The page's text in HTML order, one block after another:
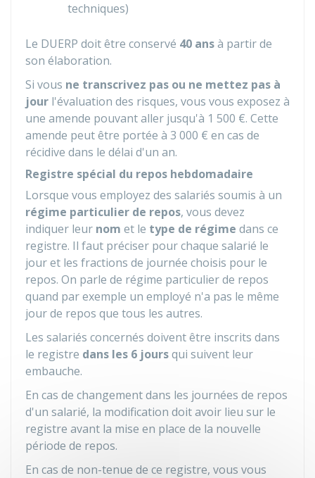
techniques)
Le DUERP doit être conservé 40 ansà partir de
son élaboration.
Si vous ne transcrivez pas ou ne mettez pas à
jour l'évaluation des risques, vous vous exposez à
une amende pouvant aller jusqu'à 1 500 €. Cette
amende peut être portée à 3 000 € en cas de
récidive dans le délai d'un an.
Registre spécial du repos hebdomadaire
Lorsque vous employez des salariés soumis à un
régime particulier de repos, vous devez
indiquer leur nom et le type de régime dans ce
registre. Il faut préciser pour chaque salarié le
jour et les fractions de journée choisis pour le
repos. On parle de régime particulier de repos
quand par exemple un employé n'a pas le même
jour de repos que tous les autres.
Les salariés concernés doivent être inscrits dans
le registre dans les 6 joursqui suivent leur
embauche.
En cas de changement dans les journées de repos
d'un salarié, la modification doit avoir lieu sur le
registre avant la mise en place de la nouvelle
période de repos.
En cas de non-tenue de ce registre, vous vous